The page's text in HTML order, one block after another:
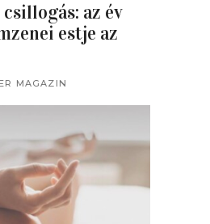
az év
estje az
MAGAZIN